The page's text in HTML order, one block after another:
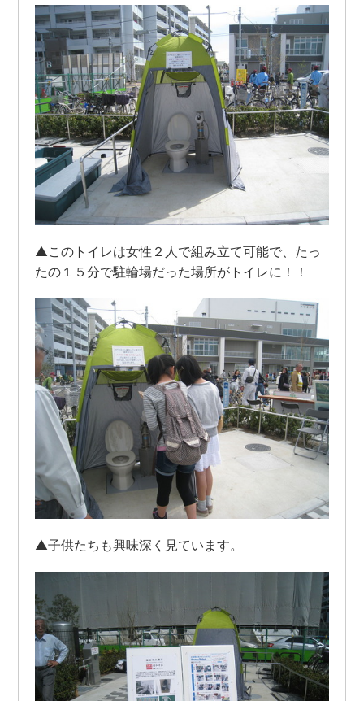
▲このトイレは女性２人で組み立て可能で、たっ
たの１５分で駐輪場だった場所がトイレに！！
▲子供たちも興味深く見ています。